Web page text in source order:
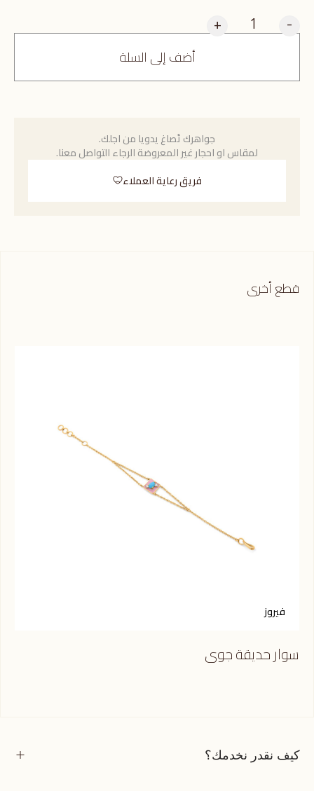
-
+
أضف إلى السلة
جواهرك تُصاغ يدويا من اجلك.
لمقاس او احجار غير المعروضة الرجاء التواصل معنا.
فريق رعاية العملاء
قطع أخرى
فيروز
سوار حديقة جوى
كيف نقدر نخدمك؟